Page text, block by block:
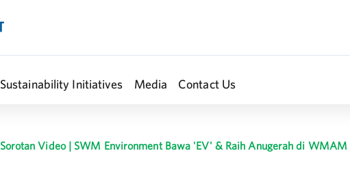
Sustainability Initiatives Media Contact Us
Sorotan Video | SWM Environment Bawa 'EV' & Raih Anugerah di